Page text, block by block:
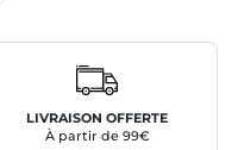
LIVRAISON OFFERTE
À partir de 99€